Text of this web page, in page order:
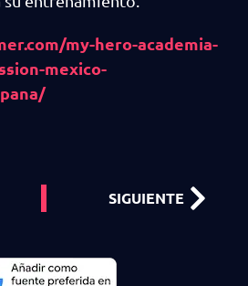
my-hero-academia-
mexico-
SIGUIENTE